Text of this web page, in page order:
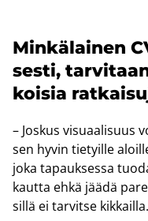
Min­kä­lai­nen
ses­ti,
koi­sia
– Jos­kus vi­su­aa­li­suus
sen hyvin tie­tyil­le
joka ta­pauk­ses­sa
kaut­ta ehkä jäädä
sillä ei tar­vit­se